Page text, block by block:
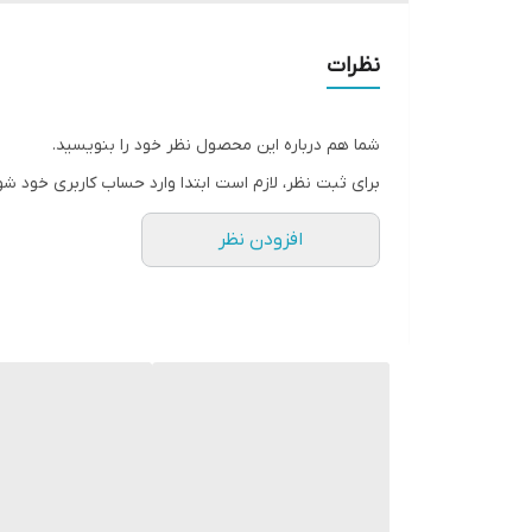
نظرات
شما هم درباره این محصول نظر خود را بنویسید.
برای ثبت نظر، لازم است ابتدا وارد حساب کاربری خود
افزودن نظر